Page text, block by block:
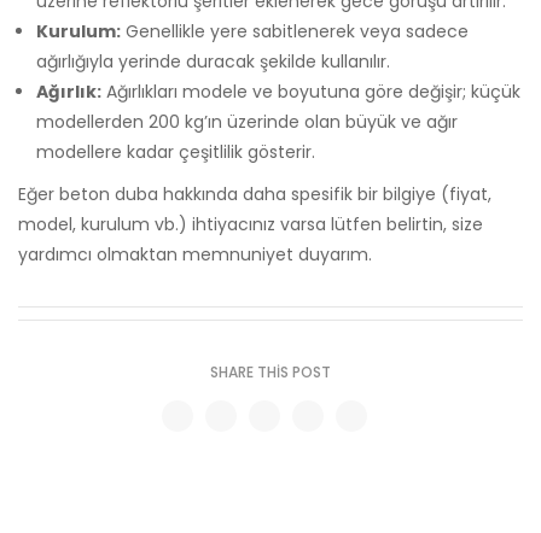
Kurulum: Genellikle yere sabitlenerek veya sadece
ağırlığıyla yerinde duracak şekilde kullanılır.
Ağırlık: Ağırlıkları modele ve boyutuna göre değişir; küçük
modellerden 200 kg’ın üzerinde olan büyük ve ağır
modellere kadar çeşitlilik gösterir.
Eğer beton duba hakkında daha spesifik bir bilgiye (fiyat,
model, kurulum vb.) ihtiyacınız varsa lütfen belirtin, size
yardımcı olmaktan memnuniyet duyarım.
SHARE THIS POST